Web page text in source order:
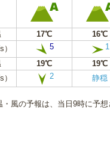
17℃ 16℃
5 1
19℃ 19℃
2 静穏
風の予報は、当日9時に予想